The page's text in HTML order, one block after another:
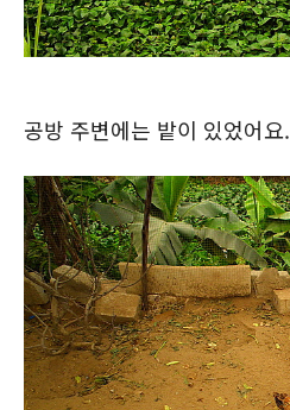
공방 주변에는 밭이 있었어요.